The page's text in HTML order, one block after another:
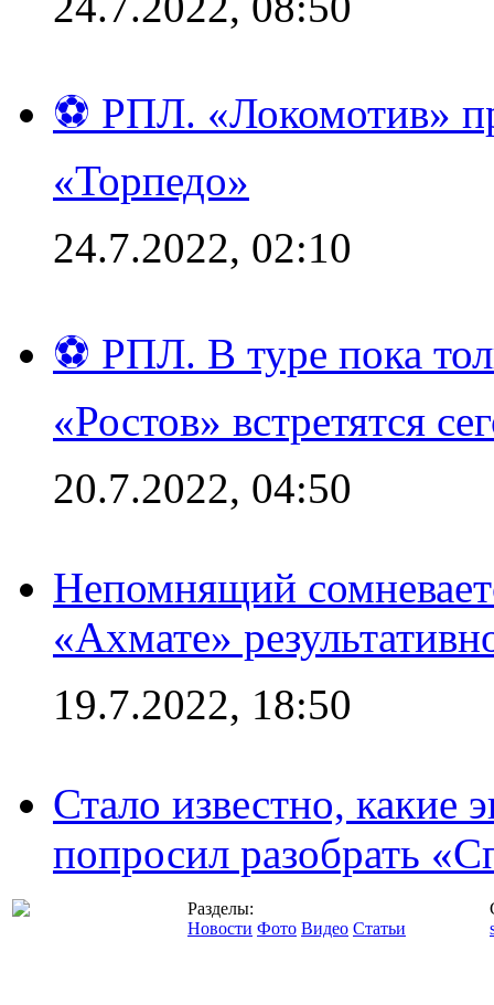
⚽ РПЛ. «Локомотив»
«Торпедо»
24.7.2022, 02:10
⚽ РПЛ. В туре пока
«Ростов» встретятся
20.7.2022, 04:50
Непомнящий
«Ахмате»
19.7.2022, 18:50
Стало известно, какие
попросил разобрать
Разделы:
Новости Фото Видео Статьи